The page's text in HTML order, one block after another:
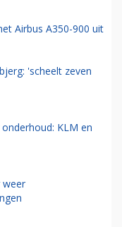
Airbus A350-900 uit
'scheelt zeven
KLM en
weer